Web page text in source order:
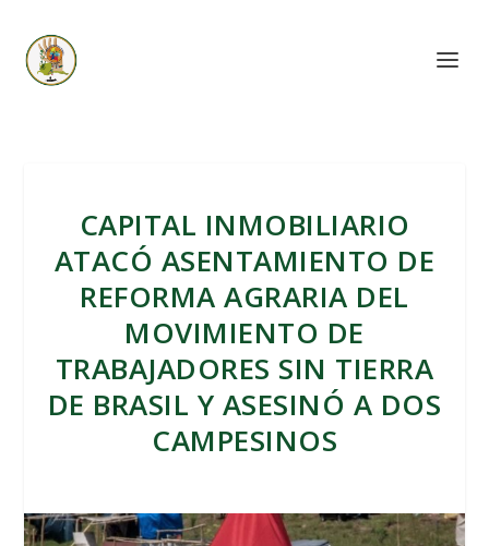
CAPITAL INMOBILIARIO
ATACÓ ASENTAMIENTO DE
REFORMA AGRARIA DEL
MOVIMIENTO DE
TRABAJADORES SIN TIERRA
DE BRASIL Y ASESINÓ A DOS
CAMPESINOS